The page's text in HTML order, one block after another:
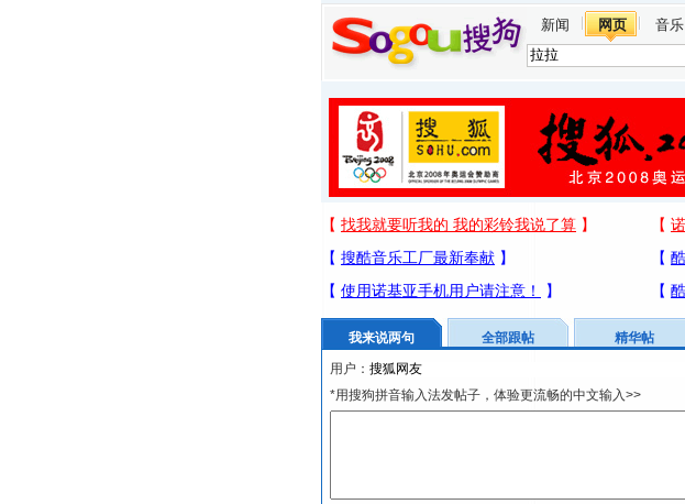
新闻 网页 音乐
我来说两句 全部跟帖 精华帖
用户：
*用搜狗拼音输入法发帖子，体验更流畅的中文输入>>